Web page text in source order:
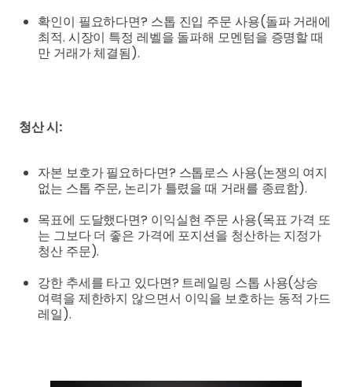
확인이 필요하다면? 스톱 진입 주문 사용(돌파 거래에
최적. 시장이 특정 레벨을 돌파해 모멘텀을 증명할 때
만 거래가 체결됨).
청산 시:
자본 보호가 필요하다면? 스톱로스 사용(논쟁의 여지
없는 스톱 주문, 논리가 틀렸을 때 거래를 종료함).
목표에 도달했다면? 이익실현 주문 사용(목표 가격 또
는 그보다 더 좋은 가격에 포지션을 청산하는 지정가
청산 주문).
강한 추세를 타고 있다면? 트레일링 스톱 사용(상승
여력을 제한하지 않으면서 이익을 보호하는 동적 가드
레일).